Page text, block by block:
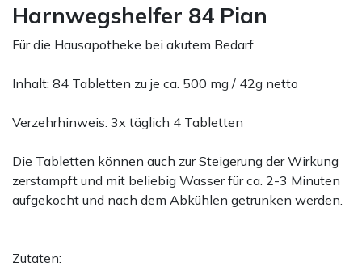
Harnwegshelfer 84 Pian
Für die Hausapotheke bei akutem Bedarf.
Inhalt: 84 Tabletten zu je ca. 500 mg / 42g netto
Verzehrhinweis: 3x täglich 4 Tabletten
Die Tabletten können auch zur Steigerung der Wirkung
zerstampft und mit beliebig Wasser für ca. 2-3 Minuten
aufgekocht und nach dem Abkühlen getrunken werden.
Zutaten: